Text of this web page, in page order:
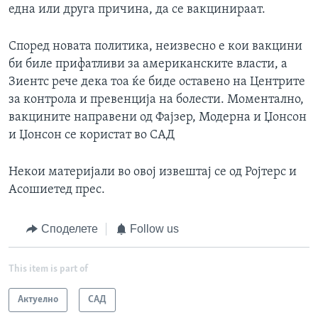
една или друга причина, да се вакцинираат.
Според новата политика, неизвесно е кои вакцини
би биле прифатливи за американските власти, а
Зиентс рече дека тоа ќе биде оставено на Центрите
за контрола и превенција на болести. Моментално,
вакцините направени од Фајзер, Модерна и Џонсон
и Џонсон се користат во САД
Некои материјали во овој извештај се од Ројтерс и
Асошиетед прес.
Споделете Follow us
This item is part of
Актуелно САД